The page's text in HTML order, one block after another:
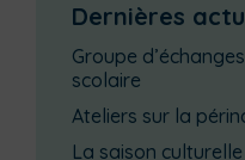
Dernières
Groupe
scolaire
Ateliers sur la
La saison